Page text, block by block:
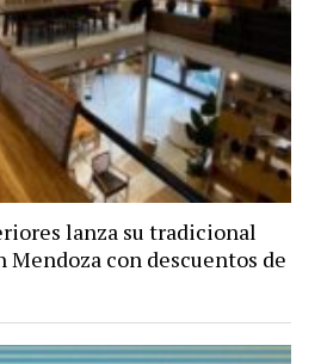
lanza su tradicional
Mendoza con descuentos de